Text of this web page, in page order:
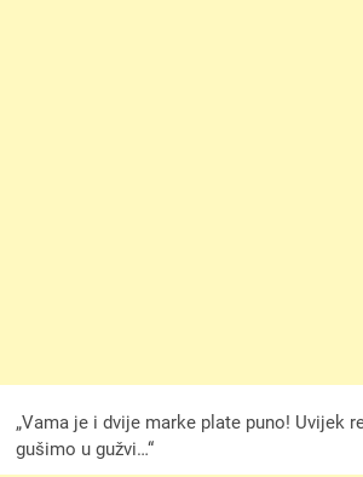
„Vama je i dvije marke plate puno! Uvijek
gušimo u gužvi…“